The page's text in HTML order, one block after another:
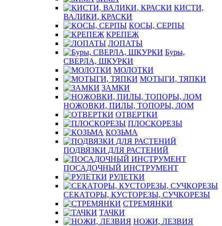
КИСТИ,
ВАЛИКИ, КРАСКИ
КОСЫ, СЕРПЫ
КРЕПЕЖ
ЛОПАТЫ
Буры,
СВЕРЛА, ШКУРКИ
МОЛОТКИ
МОТЫГИ, ТЯПКИ
ЗАМКИ
НОЖОВКИ, ПИЛЫ, ТОПОРЫ, ЛОМ
ОТВЕРТКИ
ПЛОСКОРЕЗЫ
КОЗЬМА
ПОДВЯЗКИ ДЛЯ РАСТЕНИЙ
ПОСАДОЧНЫЙ ИНСТРУМЕНТ
РУЛЕТКИ
СЕКАТОРЫ, КУСТОРЕЗЫ, СУЧКОРЕЗЫ
СТРЕМЯНКИ
ТАЧКИ
НОЖИ, ЛЕЗВИЯ